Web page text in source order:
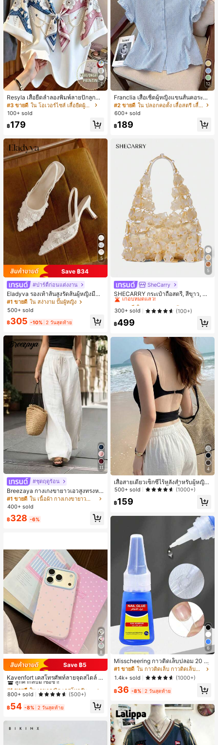
7
Resyla เสื้อยืดลำลองพิมพ์ลายปักลูกปัด
รูปโบว์ขนาดใหญ่สำหรับผู้หญิง
#3 ขายดี
ใน โอเวอร์ไซส์ เสื้อยืดผู้หญิง
100+ sold
฿179
5
Save ฿34
#ปาร์ตี้ก่อนแต่งงาน
Eladyva รองเท้าส้นสูงรัดส้นผู้หญิงมีดอ
กไม้ประดับตาข่ายเสริมและสามารถสว
มได้สองแบบ ส้นสูง 7 ซม. รูปแบบโรมัน
หรูหรา ส้นเข็ม ลุคเทพนิยาย
#1 ขายดี ใน สง่างาม ปั๊มผู้หญิง
500+ sold
฿305 -10% 2 วันสุดท้าย
11
#ชุดฤดูร้อน
Breezaya กางเกงขายาวเอวสูงทรงหล
วมขาบานสำหรับผู้หญิง สีขาวเรียบหรูส
ไตล์ชิค เหมาะสำหรับใส่เที่ยวทะเล วันห
ยโอกาสในชีวิตประจำวัน
#1 ขายดี
ใน เนื้อผ้า กางเกงขายาวลำลองผ้า
400+ sold
฿328 -6%
8
Save ฿5
Kavenfort เคสโทรศัพท์ลายจุดสไตล์ I
NS สุดอินเทรนด์, ใช้ได้กับ Apple 17, 1
6 Pro, กันกระแทก 15, สี Macaron Col
or Block 14, เคสนิ่ม 13, สไตล์ผู้หญิง, ล
ายเรขาคณิต, มินิมอล, สดใส & เรียบง่า
ย, สไตล์ Color Block, Niche, สไตล์ IN
#1 ขายดี
ลูกค้ากลับมาซื้อซ้ำ!
#1 ขายดี
ลูกค้ากลับมาซื้อซ้ำ!
#1 ขายดี
ลูกค้ากลับมาซื้อซ้ำ!
#1 ขายดี
ลูกค้ากลับมาซื้อซ้ำ!
800+ sold (500+)
฿54 -8% 2 วันสุดท้าย
12
Franclia เสื้อเชิ้ตผู้หญิงแขนสั้นคอระบา
ยกระดุมเดี่ยวลายทาง
#2 ขายดี
ใน ปลอกคอตั้ง เสื้อสตรี เสื้อเบลาส์ & Tee
600+ sold
฿189
5
SheCarry
SHECARRY กระเป๋าถือสตรี, สีขาว, แฟ
ชั่น, สง่างาม, วันหยุด, งานปาร์ตี้
#1 ขายดี
เกือบหมดแล้ว!
#1 ขายดี
เกือบหมดแล้ว!
#1 ขายดี
เกือบหมดแล้ว!
#1 ขายดี
ใน บรรยากาศฤดูร้อน กระเป๋าหูหิ้วด้านบนผู้หญิง
เกือบหมดแล้ว!
300+ sold (100+)
฿499
4
เสื้อสายเดี่ยวเซ็กซี่ไร้หลังสำหรับผู้หญิง
พร้อมบราแบบมีฟองน้ำ, เสื้อกล้ามแขน
500+ sold (1000+)
฿159
6
Misscheering กาวติดเล็บปลอม 20 กรั
ม แรงยึดสูง เจลสติกเกอร์เล็บนุ่ม แห้งเร็
ว เหมาะสำหรับผู้เริ่มต้นทำเล็บ ติดทนน
าน
#1 ขายดี
ใน กาวติดเล็บ กาวติดเล็บและสารยึดติด
1.4k+ sold
(1000+)
฿36 -8% 2 วันสุดท้าย